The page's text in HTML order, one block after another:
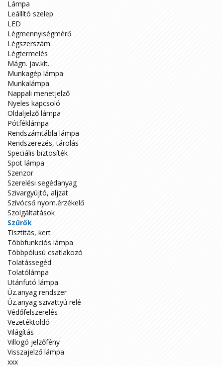
Lámpa
Leállító szelep
LED
Légmennyiségmérő
Légszerszám
Légtermelés
Mágn. jav.klt.
Munkagép lámpa
Munkalámpa
Nappali menetjelző
Nyeles kapcsoló
Oldaljelző lámpa
Pótféklámpa
Rendszámtábla lámpa
Rendszerezés, tárolás
Speciális biztosíték
Spot lámpa
Szenzor
Szerelési segédanyag
Szivargyújtó, aljzat
Szívócső nyom.érzékelő
Szolgáltatások
Szűrők
Tisztítás, kert
Többfunkciós lámpa
Többpólusú csatlakozó
Tolatássegéd
Tolatólámpa
Utánfutó lámpa
Üz.anyag rendszer
Üz.anyag szivattyú relé
Védőfelszerelés
Vezetéktoldó
Világítás
Villogó jelzőfény
Visszajelző lámpa
xxx